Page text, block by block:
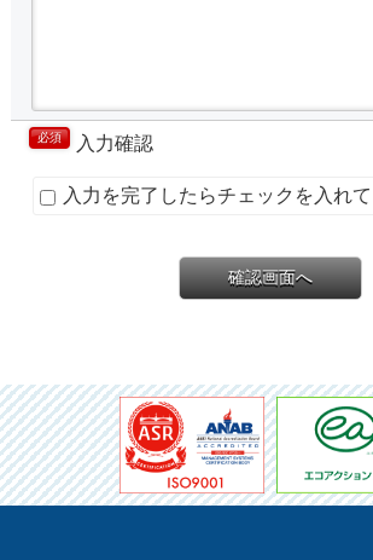
必須 入力確認
入力を完了したらチェックを入れ
確認画面へ